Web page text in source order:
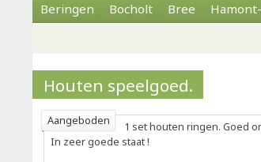
Beringen Bocholt Bree
Houten speelgoed.
Aangeboden
1 set houten ringen. Goed
In zeer goede staat !